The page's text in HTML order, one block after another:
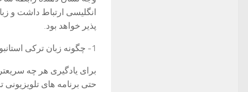
انگلیسی ارتباط داشت و
پذیر خواهد بود.
1- چگونه زبان ترکی استانبولی را هر چه سریعتر یاد بگیریم؟
برای یادگیری هر چه سریعتر
حتی برنامه های